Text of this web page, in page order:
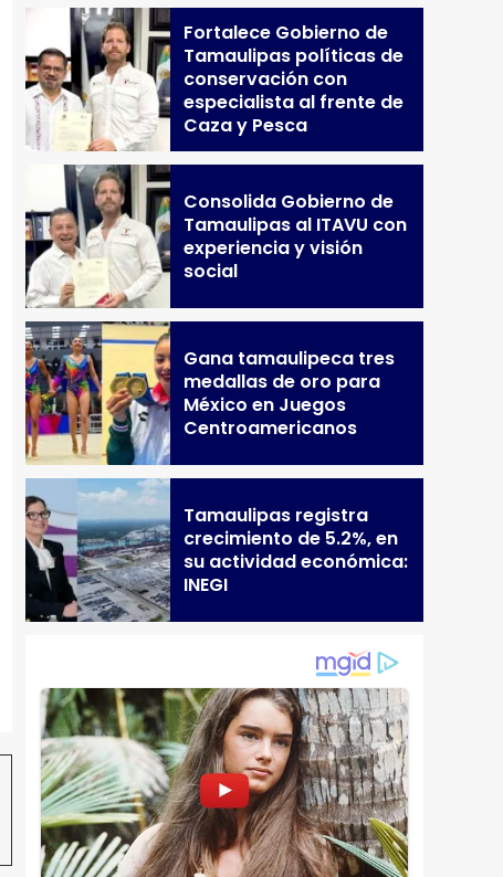
Fortalece Gobierno de
Tamaulipas políticas de
conservación con
especialista al frente de
Caza y Pesca
Consolida Gobierno de
Tamaulipas al ITAVU con
experiencia y visión
social
Gana tamaulipeca tres
medallas de oro para
México en Juegos
Centroamericanos
Tamaulipas registra
crecimiento de 5.2%, en
su actividad económica:
INEGI